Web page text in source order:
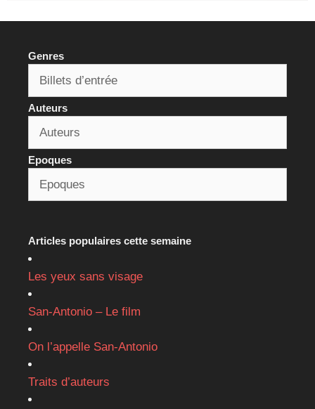
Genres
Auteurs
Epoques
Articles populaires cette semaine
Les yeux sans visage
San-Antonio – Le film
On l’appelle San-Antonio
Traits d’auteurs